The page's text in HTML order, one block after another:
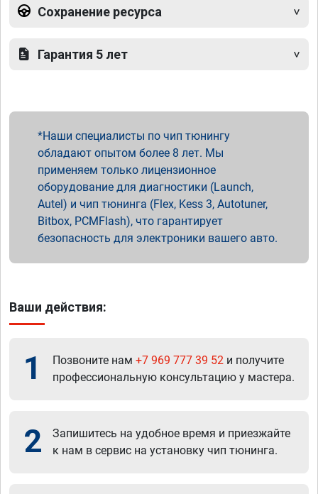
Сохранение ресурса
Гарантия 5 лет
Наши специалисты по чип тюнингу
обладают опытом более 8 лет. Мы
применяем только лицензионное
оборудование для диагностики (Launch,
Autel) и чип тюнинга (Flex, Kess 3, Autotuner,
Bitbox, PCMFlash), что гарантирует
безопасность для электроники вашего авто.
Ваши действия:
1 Позвоните нам +7 969 777 39 52 и получите
профессиональную консультацию у мастера.
2
Запишитесь на удобное время и приезжайте
к нам в сервис на установку чип тюнинга.